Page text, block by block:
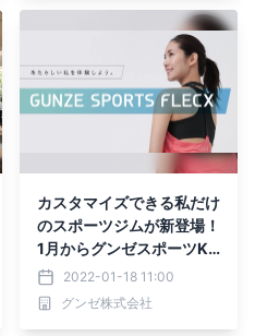
カスタマイズできる私だけ
のスポーツジムが新登場！
1月からグンゼスポーツKy
oto烏丸六角店は「GUNZ
E SPORTS FLECX™」に
生まれ変わりました
2022-01-18 11:00
グンゼ株式会社